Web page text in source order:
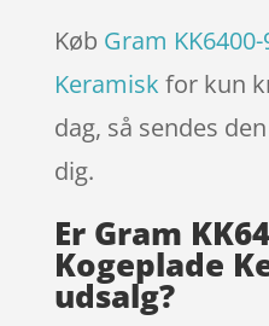
Køb Gram
Keramisk for kun
dag, så sendes
dig.
Er Gram
Kogeplade
udsalg?